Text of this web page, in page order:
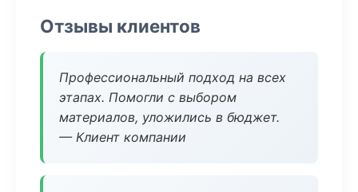
Отзывы клиентов
Профессиональный подход на всех
этапах. Помогли с выбором
материалов, уложились в бюджет.
— Клиент компании